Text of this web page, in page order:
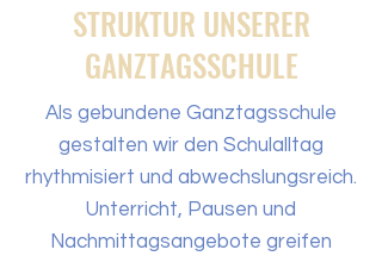
STRUKTUR UNSERER
GANZTAGSSCHULE
Als gebundene Ganztagsschule
gestalten wir den Schulalltag
rhythmisiert und abwechslungsreich.
Unterricht, Pausen und
Nachmittagsangebote greifen